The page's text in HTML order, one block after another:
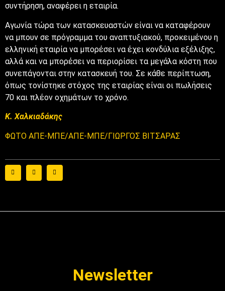
συντήρηση, αναφέρει η εταιρία.
Αγωνία τώρα των κατασκευαστών είναι να καταφέρουν
να μπουν σε πρόγραμμα του αναπτυξιακού, προκειμένου η
ελληνική εταιρία να μπορέσει να έχει κονδύλια εξέλιξης,
αλλά και να μπορέσει να περιορίσει τα μεγάλα κόστη που
συνεπάγονται στην κατασκευή του. Σε κάθε περίπτωση,
όπως τονίστηκε στόχος της εταιρίας είναι οι πωλήσεις
70 και πλέον οχημάτων το χρόνο.
Κ. Χαλκιαδάκης
ΦΩΤΟ ΑΠΕ-ΜΠΕ/ΑΠΕ-ΜΠΕ/ΓΙΩΡΓΟΣ ΒΙΤΣΑΡΑΣ
Newsletter